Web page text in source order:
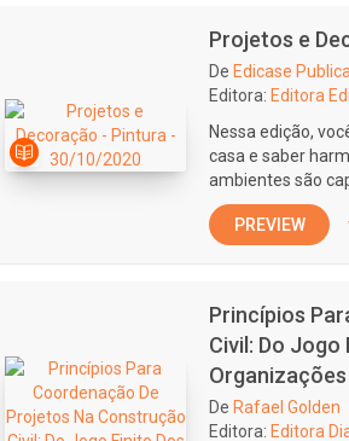
Projetos e
De Edicase
Editora: Editora
Nessa edição,
casa e saber
ambientes são
PREVIEW
Princípios
Civil: Do
Organizações
De Rafael Golden
Editora: Editora